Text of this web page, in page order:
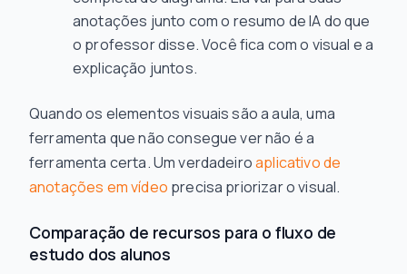
anotações junto com o resumo de IA do que
o professor disse. Você fica com o visual e a
explicação juntos.
Quando os elementos visuaissãoa aula, uma
ferramenta que não consegue ver não é a
ferramenta certa. Um verdadeiroaplicativo de
anotações em vídeo precisa priorizar o visual.
Comparação de recursos para o fluxo de
estudo dos alunos